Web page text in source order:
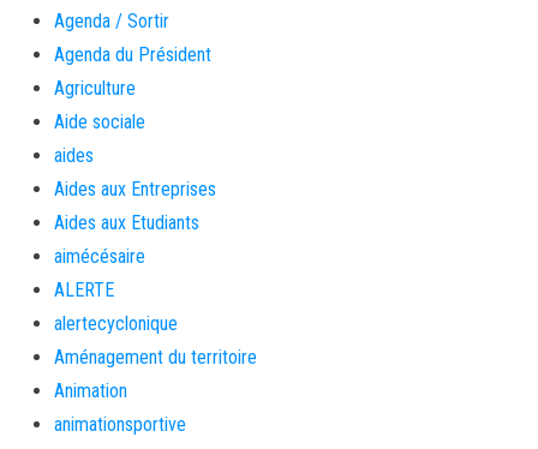
Agenda / Sortir
Agenda du Président
Agriculture
Aide sociale
aides
Aides aux Entreprises
Aides aux Etudiants
aimécésaire
ALERTE
alertecyclonique
Aménagement du territoire
Animation
animationsportive